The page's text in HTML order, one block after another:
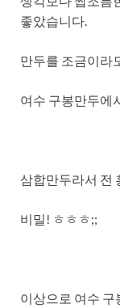
좋았습니다.
만두를 조금이라
여수 구봉만두에
삼합만두라서 전
비밀! ㅎㅎㅎ;;
이상으로 여수 구